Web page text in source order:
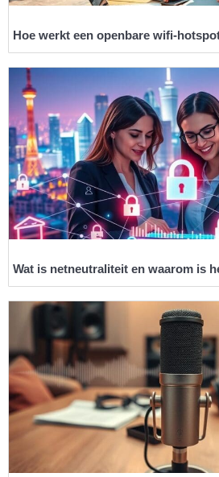
Hoe werkt een openbare wifi-
Wat is netneutraliteit en waarom is